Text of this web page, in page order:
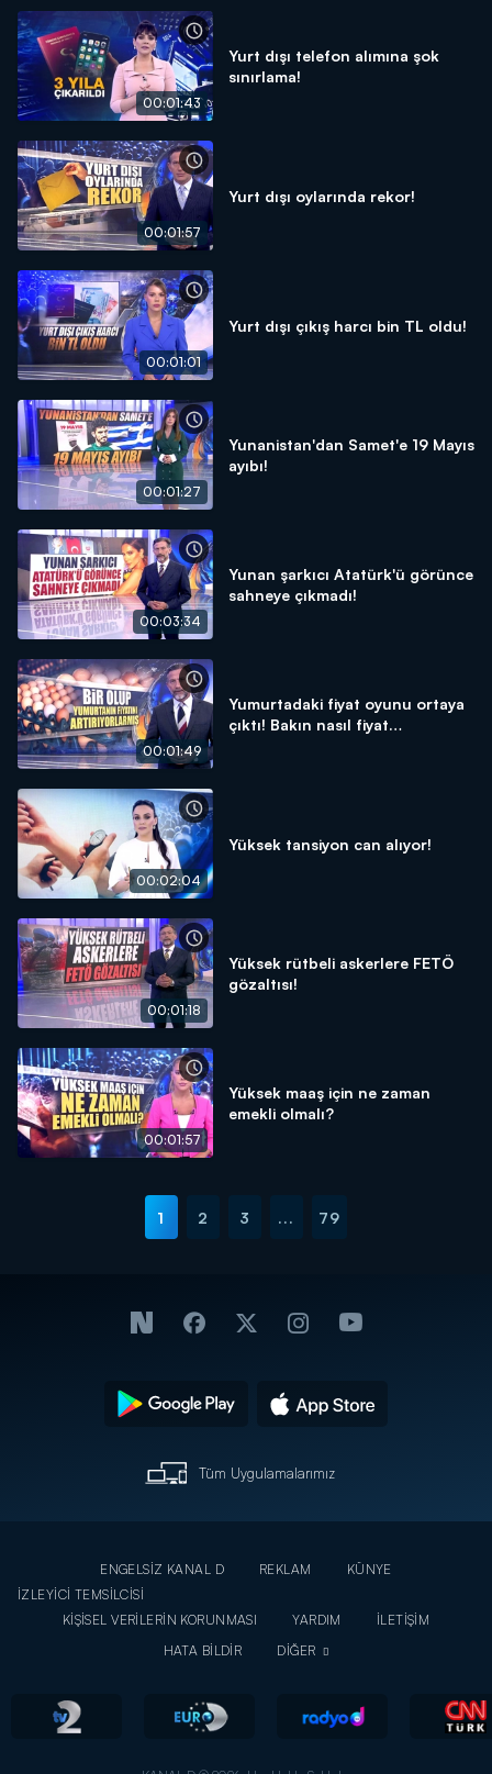
00:01:43
Yurt dışı telefon alımına şok
sınırlama!
00:01:57
Yurt dışı oylarında rekor!
00:01:01
Yurt dışı çıkış harcı bin TL oldu!
00:01:27
Yunanistan'dan Samet'e 19 Mayıs
ayıbı!
00:03:34
Yunan şarkıcı Atatürk'ü görünce
sahneye çıkmadı!
00:01:49
Yumurtadaki fiyat oyunu ortaya
çıktı! Bakın nasıl fiyat
00:02:04
Yüksek tansiyon can alıyor!
00:01:18
Yüksek rütbeli askerlere FETÖ
gözaltısı!
00:01:57
Yüksek maaş için ne zaman
emekli olmalı?
1 2 3 ... 79
Tüm Uygulamalarımız
ENGELSİZ KANAL D REKLAM
KÜNYE
İZLEYİCİ TEMSİLCİSİ
KİŞİSEL VERİLERİN KORUNMASI
YARDIM
İLETİŞİM
HATA BİLDİR
DİĞER